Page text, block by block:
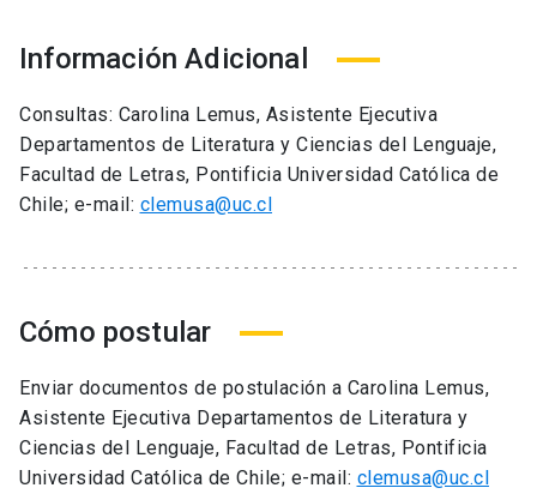
Información Adicional
Consultas: Carolina Lemus, Asistente Ejecutiva
Departamentos de Literatura y Ciencias del Lenguaje,
Facultad de Letras, Pontificia Universidad Católica de
Chile; e-mail: clemusa@uc.cl
Cómo postular
Enviar documentos de postulación a Carolina Lemus,
Asistente Ejecutiva Departamentos de Literatura y
Ciencias del Lenguaje, Facultad de Letras, Pontificia
Universidad Católica de Chile; e-mail: clemusa@uc.cl